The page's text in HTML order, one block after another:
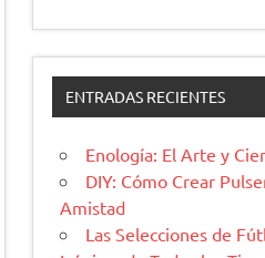
ENTRADAS RECIENTES
Enología: El Arte y
DIY: Cómo Crear
Amistad
Las Selecciones de